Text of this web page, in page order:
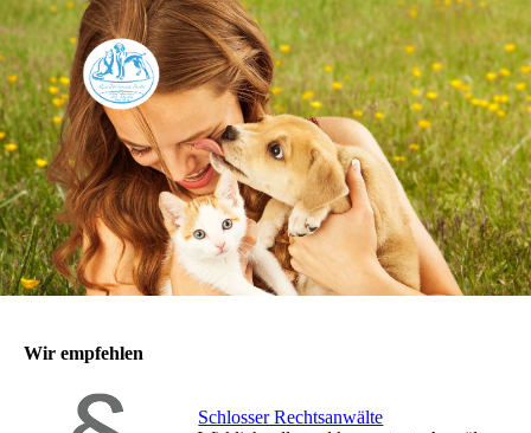
Wir empfehlen
Schlosser Rechtsanwälte